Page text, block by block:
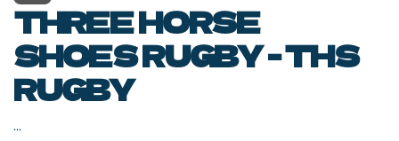
THREE HORSE
SHOES RUGBY - THS
RUGBY
...